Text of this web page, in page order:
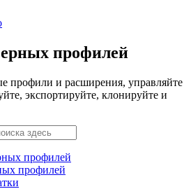
профилей
профили и расширения, управляйте
экспортируйте, клонируйте и
профилей
профилей